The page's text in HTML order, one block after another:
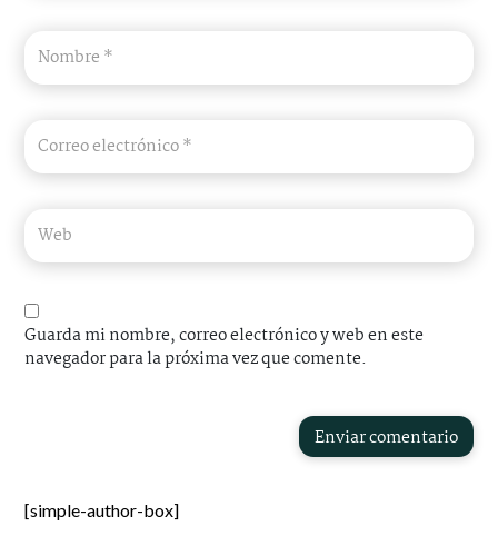
Guarda mi nombre, correo electrónico y web en este
navegador para la próxima vez que comente.
Enviar comentario
[simple-author-box]